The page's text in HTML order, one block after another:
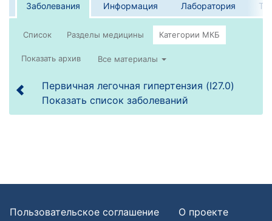
Заболевания Информация Лаборатория
Список
Все материалы
Первичная легочная гипертензия (I27.0)
Показать список заболеваний
Пользовательское соглашение
О проекте